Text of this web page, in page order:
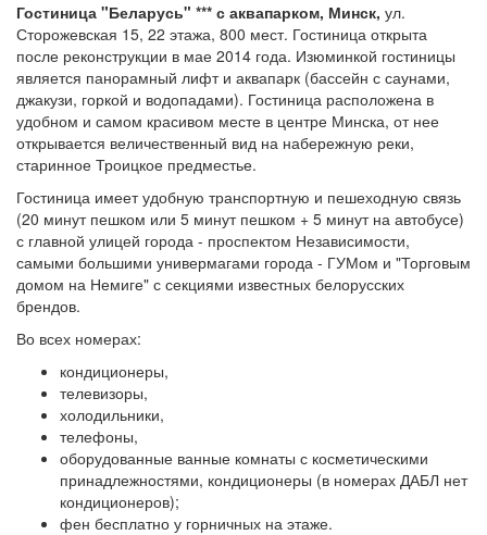
Гостиница "Беларусь" *** с аквапарком, Минск, ул.
Сторожевская 15, 22 этажа, 800 мест. Гостиница открыта
после реконструкции в мае 2014 года. Изюминкой гости­ни­цы
является панорамный лифт и аквапарк (бассейн с саунами,
джакузи, горкой и водопадами). Гостиница расположена в
удобном и самом красивом месте в центре Минска, от нее
открывается величественный вид на набережную реки,
старинное Троицкое предместье.
Гостиница имеет удобную транспортную и пешеходную связь
(20 минут пешком или 5 минут пешком + 5 минут на автобусе)
с главной улицей города - проспектом Независимости,
самыми большими универмагами города - ГУМом и "Торговым
домом на Немиге" с секциями известных белорусских
брендов.
Во всех номерах:
кон­ди­цио­не­ры,
телевизоры,
холодильники,
телефоны,
оборудованные ванные комнаты с косметическими
принадлежностями, кондиционеры (в номерах ДАБЛ нет
кон­ди­цио­не­ров);
фен бесплатно у горничных на этаже.